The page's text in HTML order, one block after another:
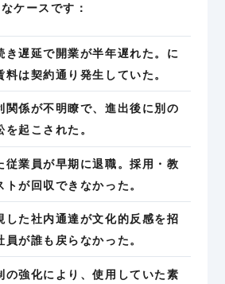
ケースです：
き遅延で開業が半年遅れた。に
料は契約通り発生していた。
関係が不明瞭で、進出後に別の
起こされた。
従業員が早期に退職。採用・教
が回収できなかった。
した社内通達が文化的反感を招
員が誰も戻らなかった。
の強化により、使用していた素